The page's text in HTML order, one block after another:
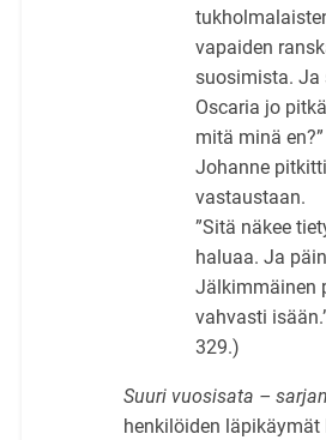
vapaiden
suosimista. Ja
Oscaria jo
mitä minä en?”
Johanne
vastaustaan.
”Sitä näkee
haluaa. Ja
Jälkimmäinen
vahvasti
329.)
Suuri vuosisata – sarjan
henkilöiden läpikäymät